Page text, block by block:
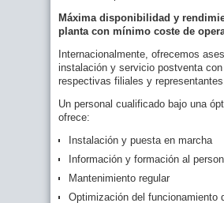
Máxima disponibilidad y
planta con mínimo coste de
Internacionalmente, ofrecemos
instalación y servicio postventa
respectivas filiales y
Un personal cualificado bajo una
ofrece:
Instalación y puesta en marcha
Información y formación al
Mantenimiento regular
Optimización del funcionamiento